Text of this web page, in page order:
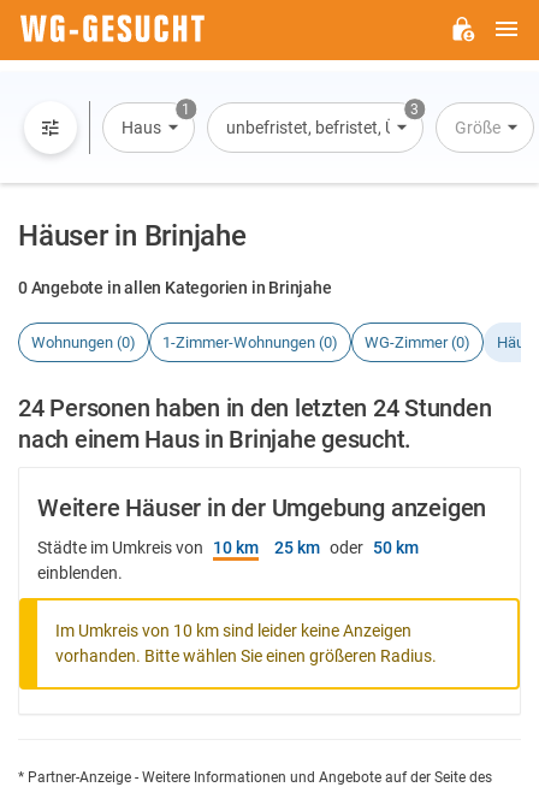
1
Haus
3
unbefristet, befristet, Übernachtung
Größe
Häuser in Brinjahe
0 Angebote in allen Kategorien in Brinjahe
Wohnungen (0) 1-Zimmer-Wohnungen (0) WG-Zimmer (0)
24 Personen haben in den letzten 24 Stunden
nach einem Haus in Brinjahe gesucht.
Weitere Häuser in der Umgebung anzeigen
Städte im Umkreis von 10 km 25 km oder 50 km
einblenden.
Im Umkreis von 10 km sind leider keine Anzeigen
vorhanden. Bitte wählen Sie einen größeren Radius.
* Partner-Anzeige - Weitere Informationen und Angebote auf der Seite des